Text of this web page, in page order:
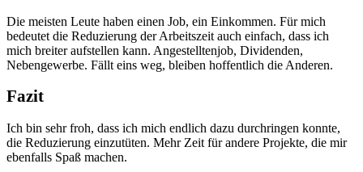
Die meisten Leute haben einen Job, ein Einkommen. Für mich
bedeutet die Reduzierung der Arbeitszeit auch einfach, dass ich
mich breiter aufstellen kann. Angestelltenjob, Dividenden,
Nebengewerbe. Fällt eins weg, bleiben hoffentlich die Anderen.
Fazit
Ich bin sehr froh, dass ich mich endlich dazu durchringen konnte,
die Reduzierung einzutüten. Mehr Zeit für andere Projekte, die mir
ebenfalls Spaß machen.